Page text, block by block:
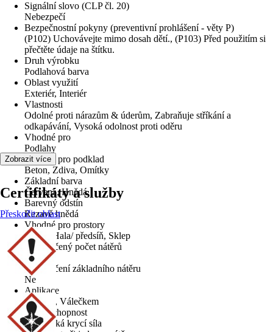
Signální slovo (CLP čl. 20)
Nebezpečí
Bezpečnostní pokyny (preventivní prohlášení - věty P)
(P102) Uchovávejte mimo dosah dětí., (P103) Před použitím si
přečtěte údaje na štítku.
Druh výrobku
Podlahová barva
Oblast využití
Exteriér, Interiér
Vlastnosti
Odolné proti nárazům & úderům, Zabraňuje stříkání a
odkapávání, Vysoká odolnost proti oděru
Vhodné pro
Podlahy
Vhodné pro podklad
Beton, Zdiva, Omítky
Základní barva
Červená, Hnědá
Barevný odstín
Rezavě hnědá
Vhodné pro prostory
Garáž, Hala/ předsíň, Sklep
Doporučený počet nátěrů
2
Doporučení základního nátěru
Ne
Aplikace
Štětcem, Válečkem
Krycí schopnost
2 - vysoká krycí síla
Zobrazit více
Certifikáty a služby
Přeskočit oblast